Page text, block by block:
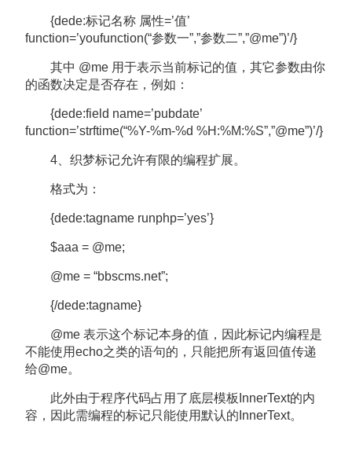
{dede:标记名称 属性=’值’
function=’youfunction(“参数一”,”参数二”,”@me”)’/}
其中 @me 用于表示当前标记的值，其它参数由你
的函数决定是否存在，例如：
{dede:field name=’pubdate’
function=’strftime(“%Y-%m-%d %H:%M:%S”,”@me”)’/}
4、织梦标记允许有限的编程扩展。
格式为：
{dede:tagname runphp=’yes’}
$aaa = @me;
@me = “bbscms.net”;
{/dede:tagname}
@me 表示这个标记本身的值，因此标记内编程是
不能使用echo之类的语句的，只能把所有返回值传递
给@me。
此外由于程序代码占用了底层模板InnerText的内
容，因此需编程的标记只能使用默认的InnerText。